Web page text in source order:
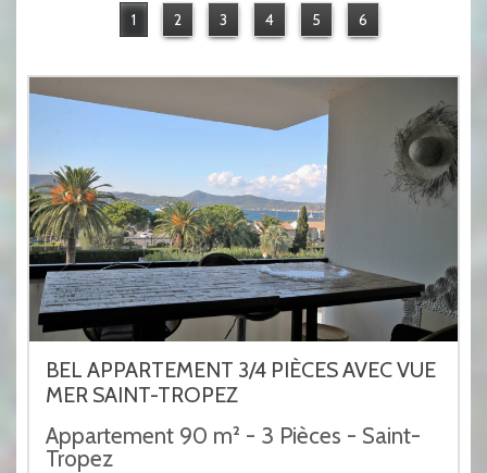
1 2 3 4 5 6
BEL APPARTEMENT 3/4 PIÈCES AVEC VUE
MER SAINT-TROPEZ
Appartement 90 m² - 3 Pièces - Saint-
Tropez